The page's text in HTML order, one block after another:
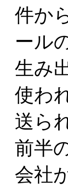
件か
ール
生み
使わ
送ら
前半
会社